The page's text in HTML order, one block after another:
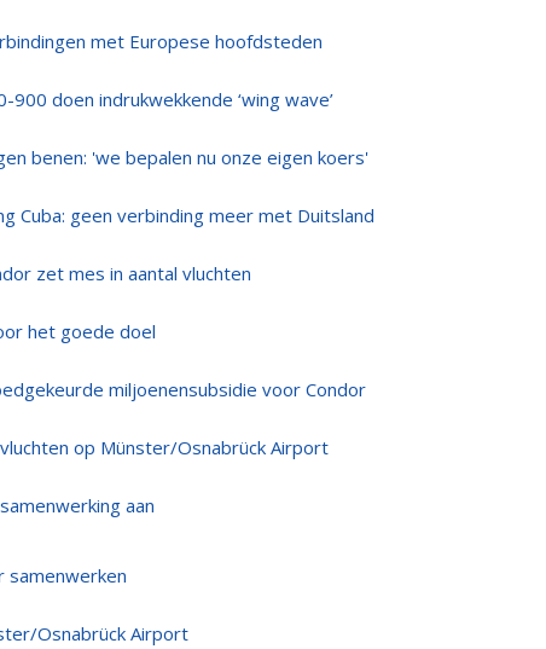
met Europese hoofdsteden
doen indrukwekkende ‘wing wave’
benen: 'we bepalen nu onze eigen koers'
Cuba: geen verbinding meer met Duitsland
zet mes in aantal vluchten
het goede doel
miljoenensubsidie voor Condor
op Münster/Osnabrück Airport
aan
samenwerken
Osnabrück Airport